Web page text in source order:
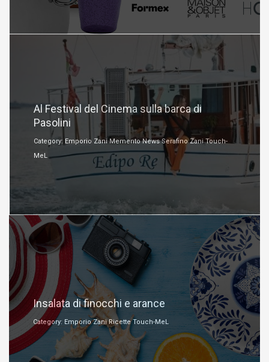
Agosto 24, 2018
Al Festival del Cinema sulla barca di
Pasolini
Category: Emporio Zani Memento News Serafino Zani Touch-
MeL
Luglio 15, 2018
Insalata di finocchi e arance
Category: Emporio Zani Ricette Touch-MeL